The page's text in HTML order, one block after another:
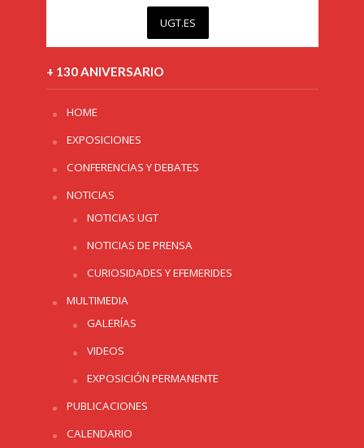
UGT.ES
+ 130 ANIVERSARIO
HOME
EXPOSICIONES
CONFERENCIAS Y DEBATES
NOTICIAS
NOTICIAS UGT
NOTICIAS DE PRENSA
CURIOSIDADES Y EFEMERIDES
MULTIMEDIA
GALERÍAS
VIDEOS
EXPOSICIÓN PERMANENTE
PUBLICACIONES
CALENDARIO